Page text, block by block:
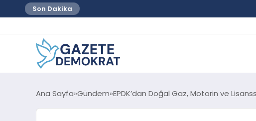
Son Dakika
Ana Sayfa Gündem EPDK’dan Doğal Gaz, Motorin ve